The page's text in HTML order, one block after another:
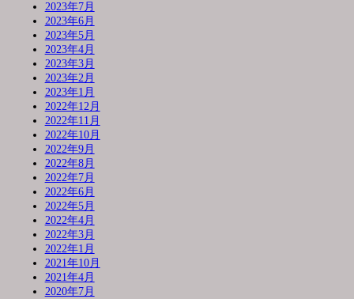
2023年7月
2023年6月
2023年5月
2023年4月
2023年3月
2023年2月
2023年1月
2022年12月
2022年11月
2022年10月
2022年9月
2022年8月
2022年7月
2022年6月
2022年5月
2022年4月
2022年3月
2022年1月
2021年10月
2021年4月
2020年7月